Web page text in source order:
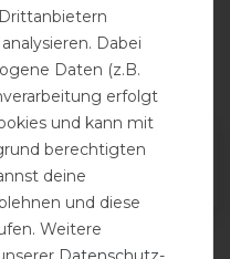
zu
Dabei
Daten (z.B.
erfolgt
und kann mit
berechtigten
deine
und diese
Weitere